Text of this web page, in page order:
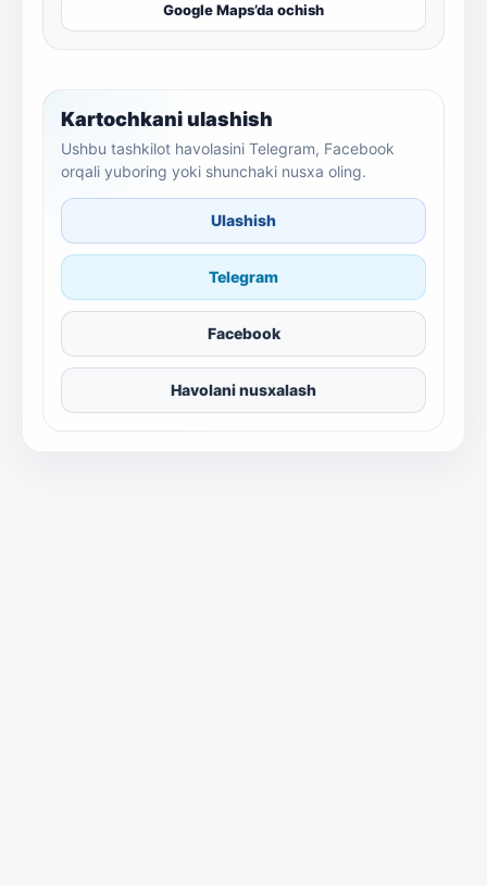
Google Maps’da ochish
Kartochkani ulashish
Ushbu tashkilot havolasini Telegram, Facebook
orqali yuboring yoki shunchaki nusxa oling.
Ulashish
Telegram
Facebook
Havolani nusxalash